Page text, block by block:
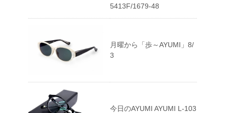
5413F/1679-48
月曜から「歩～AYUMI」8/
3
今日のAYUMI AYUMI L-103